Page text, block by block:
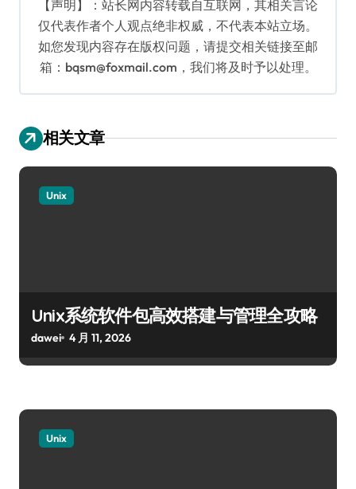
【声明】：站长网内容转载自互联网，其相关言论
仅代表作者个人观点绝非权威，不代表本站立场。
如您发现内容存在版权问题，请提交相关链接至邮
箱：bqsm@foxmail.com，我们将及时予以处理。
相关文章
Unix
Unix系统软件包高效搭建与管理全攻略
dawei 4 月 11, 2026
Unix